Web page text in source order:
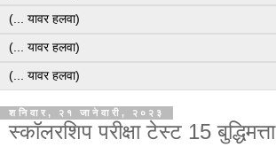
शनिवार, २१ जानेवारी, २०२३
स्कॉलरशिप परीक्षा टेस्ट 15 बुद्धिमत्ता